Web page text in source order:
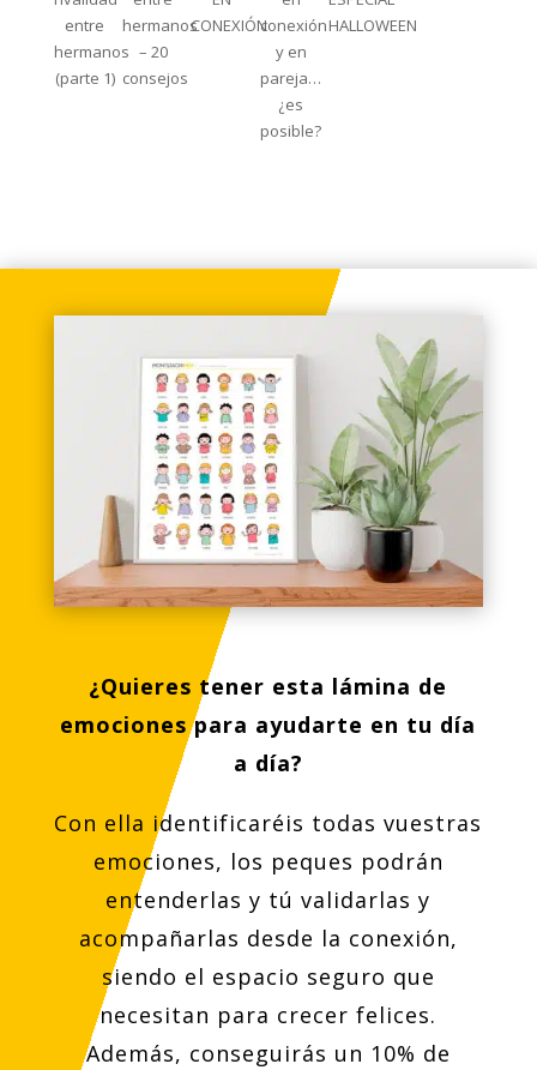
entre
hermanos
(parte 1)
hermanos
– 20
consejos
CONEXIÓNconexión
y en
pareja…
¿es
posible?
HALLOWEEN
¿Quieres tener esta lámina de
emociones para ayudarte en tu día
a día?
Con ella identificaréis todas vuestras
emociones, los peques podrán
entenderlas y tú validarlas y
acompañarlas desde la conexión,
siendo el espacio seguro que
necesitan para crecer felices.
Además, conseguirás un 10% de